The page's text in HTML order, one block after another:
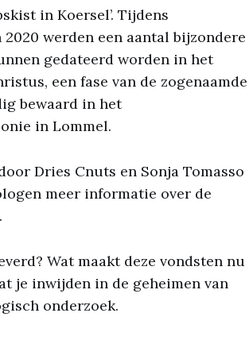
in Koersel’. Tijdens
werden een aantal bijzondere
gedateerd worden in het
een fase van de zogenaamde
bewaard in het
in Lommel.
Dries Cnuts en Sonja Tomasso
meer informatie over de
Wat maakt deze vondsten nu
je inwijden in de geheimen van
onderzoek.